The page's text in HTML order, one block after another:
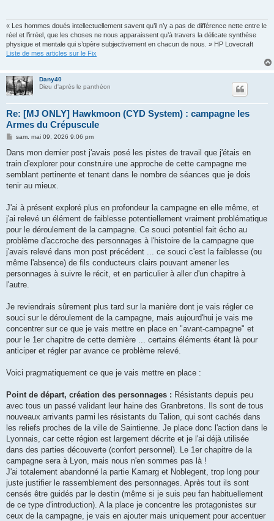
« Les hommes doués intellectuellement savent qu’il n’y a pas de différence nette entre le
réel et l’irréel, que les choses ne nous apparaissent qu’à travers la délicate synthèse
physique et mentale qui s’opère subjectivement en chacun de nous. » HP Lovecraft
Liste de mes articles sur le Fix
Dany40
Dieu d'après le panthéon
Re: [MJ ONLY] Hawkmoon (CYD System) : campagne les
Armes du Crépuscule
M
s
a
g
sam. mai 09, 2026 9:06 pm
Dans mon dernier post j'avais posé les pistes de travail que j'étais en
train d'explorer pour construire une approche de cette campagne me
semblant pertinente et tenant dans le nombre de séances que je dois
tenir au mieux.
J'ai à présent exploré plus en profondeur la campagne en elle même, et
j'ai relevé un élément de faiblesse potentiellement vraiment problématique
pour le déroulement de la campagne. Ce souci potentiel fait écho au
problème d'accroche des personnages à l'histoire de la campagne que
j'avais relevé dans mon post précédent ... ce souci c'est la faiblesse (ou
même l'absence) de fils conducteurs clairs pouvant amener les
personnages à suivre le récit, et en particulier à aller d'un chapitre à
l'autre.
Je reviendrais sûrement plus tard sur la manière dont je vais régler ce
souci sur le déroulement de la campagne, mais aujourd'hui je vais me
concentrer sur ce que je vais mettre en place en "avant-campagne" et
pour le 1er chapitre de cette dernière ... certains éléments étant là pour
anticiper et régler par avance ce problème relevé.
Voici pragmatiquement ce que je vais mettre en place :
Point de départ, création des personnages : Résistants depuis peu
avec tous un passé validant leur haine des Granbretons. Ils sont de tous
nouveaux arrivants parmi les résistants du Talion, qui sont cachés dans
les reliefs proches de la ville de Saintienne. Je place donc l'action dans le
Lyonnais, car cette région est largement décrite et je l'ai déjà utilisée
dans des parties découverte (confort personnel). Le 1er chapitre de la
campagne sera à Lyon, mais nous n'en sommes pas là !
J'ai totalement abandonné la partie Kamarg et Noblegent, trop long pour
juste justifier le rassemblement des personnages. Après tout ils sont
censés être guidés par le destin (même si je suis peu fan habituellement
de ce type d'introduction). A la place je concentre les protagonistes sur
ceux de la campagne, je vais en ajouter mais uniquement pour accentuer